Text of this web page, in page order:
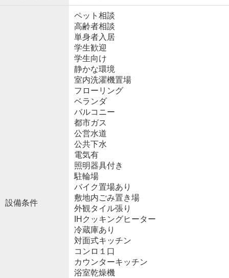
設備条件
ペット相談
高齢者相談
単身者入居
学生歓迎
学生向け
静かな環境
室内洗濯機置場
フローリング
ベランダ
バルコニー
都市ガス
公営水道
公共下水
電気有
照明器具付き
駐輪場
バイク置場あり
敷地内ごみ置き場
外観タイル張り
IHクッキングヒーター
冷蔵庫あり
対面式キッチン
コンロ１口
カウンターキッチン
浴室乾燥機